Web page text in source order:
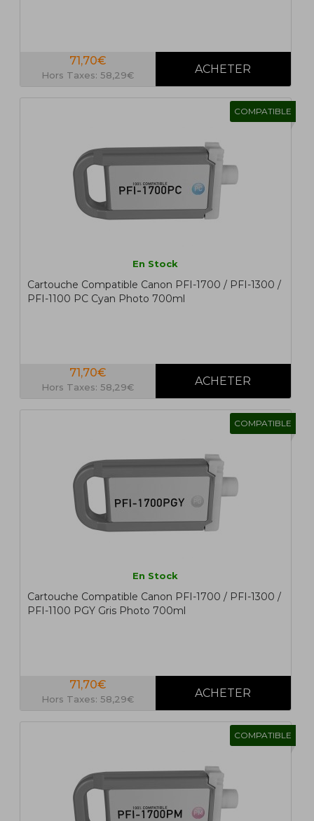
71,70€
Hors Taxes: 58,29€
COMPATIBLE
En Stock
Cartouche Compatible Canon PFI-1700 / PFI-1300 /
PFI-1100 PC Cyan Photo 700ml
71,70€
Hors Taxes: 58,29€
COMPATIBLE
En Stock
Cartouche Compatible Canon PFI-1700 / PFI-1300 /
PFI-1100 PGY Gris Photo 700ml
71,70€
Hors Taxes: 58,29€
COMPATIBLE